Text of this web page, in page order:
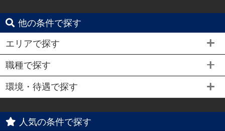
他の条件で探す
エリアで探す
職種で探す
環境・待遇で探す
人気の条件で探す